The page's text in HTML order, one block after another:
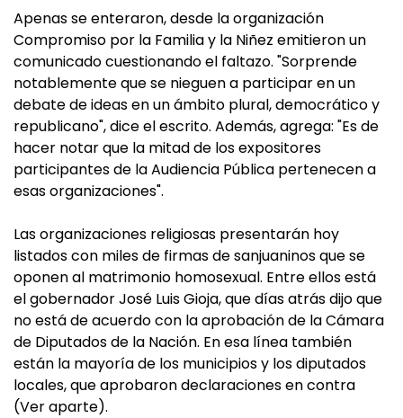
Apenas se enteraron, desde la organización
Compromiso por la Familia y la Niñez emitieron un
comunicado cuestionando el faltazo. "Sorprende
notablemente que se nieguen a participar en un
debate de ideas en un ámbito plural, democrático y
republicano", dice el escrito. Además, agrega: "Es de
hacer notar que la mitad de los expositores
participantes de la Audiencia Pública pertenecen a
esas organizaciones".
Las organizaciones religiosas presentarán hoy
listados con miles de firmas de sanjuaninos que se
oponen al matrimonio homosexual. Entre ellos está
el gobernador José Luis Gioja, que días atrás dijo que
no está de acuerdo con la aprobación de la Cámara
de Diputados de la Nación. En esa línea también
están la mayoría de los municipios y los diputados
locales, que aprobaron declaraciones en contra
(Ver aparte).